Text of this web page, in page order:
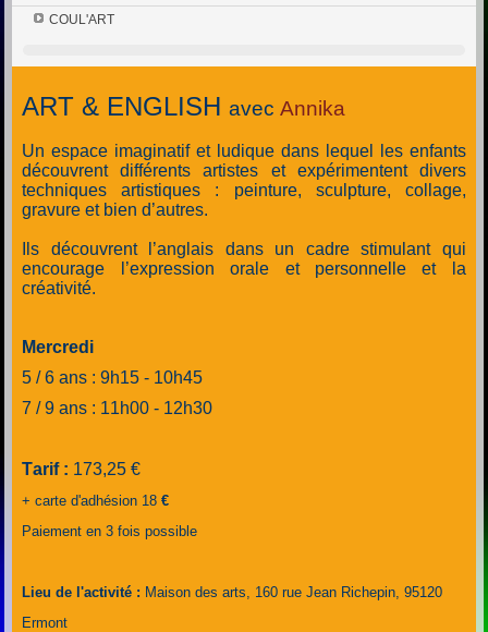
COUL'ART
ART & ENGLISHavecAnnika
Un espace imaginatif et ludique dans lequel les enfants
découvrent différents artistes et expérimentent divers
techniques artistiques : peinture, sculpture, collage,
gravure et bien d’autres.
Ils découvrent l’anglais dans un cadre stimulant qui
encourage l’expression orale et personnelleet la
créativité.
Mercredi
5 / 6 ans : 9h15 - 10h45
7 / 9 ans : 11h00 - 12h30
Tarif : 173,25 €
+ carte d'adhésion 18€
Paiement en 3 fois possible
Lieu de l'activité : Maison des arts, 160 rue Jean Richepin, 95120
Ermont